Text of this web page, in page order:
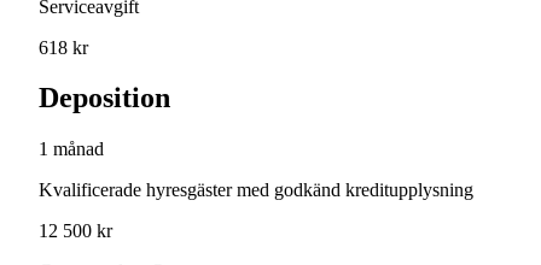
Serviceavgift
618 kr
Deposition
1 månad
Kvalificerade hyresgäster med godkänd kreditupplysning
12 500 kr